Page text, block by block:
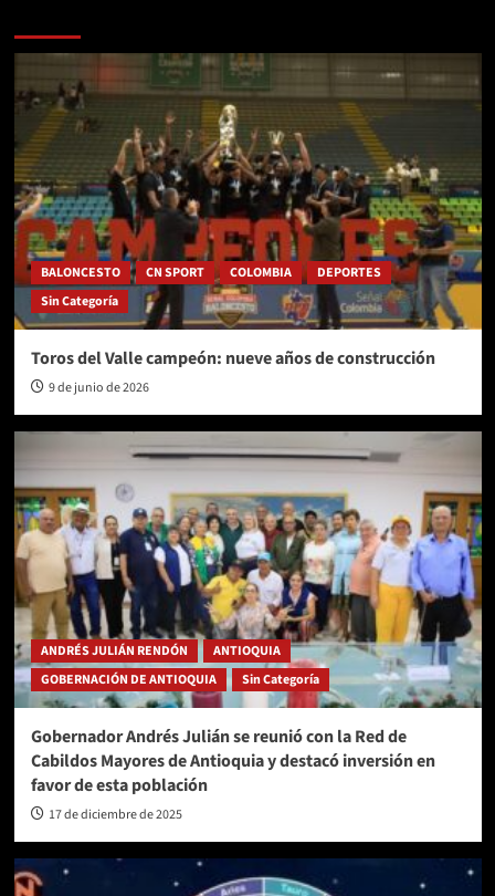
BALONCESTO CN SPORT COLOMBIA
DEPORTES
Sin Categoría
Toros del Valle campeón: nueve años de construcción
9 de junio de 2026
ANDRÉS JULIÁN RENDÓN
ANTIOQUIA
GOBERNACIÓN DE ANTIOQUIA
Sin Categoría
Gobernador Andrés Julián se reunió con la Red de
Cabildos Mayores de Antioquia y destacó inversión en
favor de esta población
17 de diciembre de 2025